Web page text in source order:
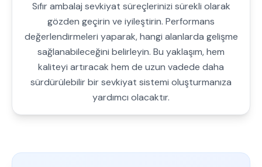
Sıfır ambalaj sevkiyat süreçlerinizi sürekli olarak
gözden geçirin ve iyileştirin. Performans
değerlendirmeleri yaparak, hangi alanlarda gelişme
sağlanabileceğini belirleyin. Bu yaklaşım, hem
kaliteyi artıracak hem de uzun vadede daha
sürdürülebilir bir sevkiyat sistemi oluşturmanıza
yardımcı olacaktır.